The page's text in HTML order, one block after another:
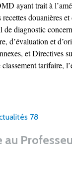
ayant trait à
douanières
diagnostic
d’évaluation et
et Directives
tarifaire,
78
au